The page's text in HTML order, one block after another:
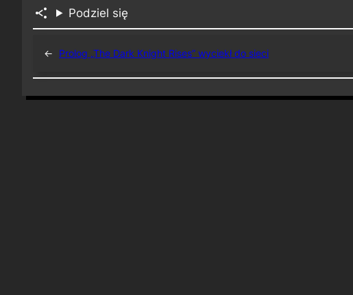
Podziel się
← Prolog „The Dark Knight Rises” wyciekł do sieci